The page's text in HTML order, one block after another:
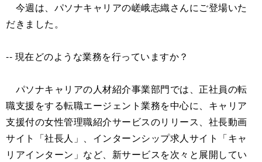
今週は、パソナキャリアの嵯峨志織さんにご登場いた
だきました。
-- 現在どのような業務を行っていますか？
パソナキャリアの人材紹介事業部門では、正社員の転
職支援をする転職エージェント業務を中心に、キャリア
支援付の女性管理職紹介サービスのリリース、社長動画
サイト「社長人」、インターンシップ求人サイト「キャ
リアインターン」など、新サービスを次々と展開してい